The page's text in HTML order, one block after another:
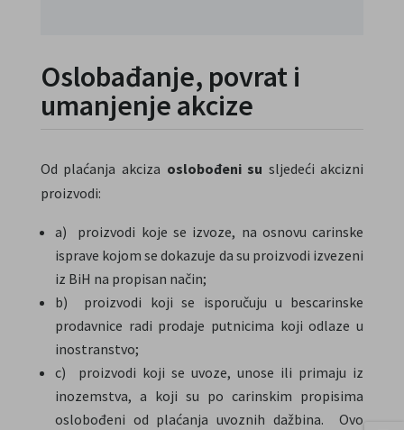
Oslobađanje, povrat i
umanjenje akcize
Od plaćanja akciza oslobođeni su sljedeći akcizni
proizvodi:
a) proizvodi koje se izvoze, na osnovu carinske
isprave kojom se dokazuje da su proizvodi izvezeni
iz BiH na propisan način;
b) proizvodi koji se isporučuju u bescarinske
prodavnice radi prodaje putnicima koji odlaze u
inostranstvo;
c) proizvodi koji se uvoze, unose ili primaju iz
inozemstva, a koji su po carinskim propisima
oslobođeni od plaćanja uvoznih dažbina. Ovo